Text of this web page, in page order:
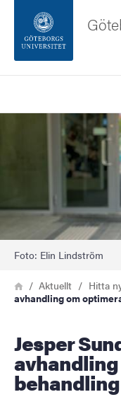
Sidfoten
Om webbplatsen
Bild
Foto: Elin Lindström
Länkstig
HemAktuellt Hitta
avhandling om
Jesper Sundell prisas för